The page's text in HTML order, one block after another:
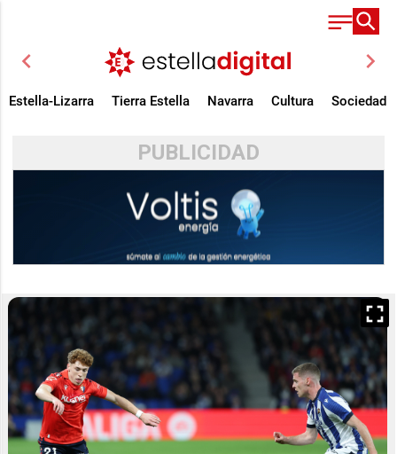
chevron_left chevron_right
Estella-Lizarra Tierra Estella Navarra Cultura Sociedad
PUBLICIDAD